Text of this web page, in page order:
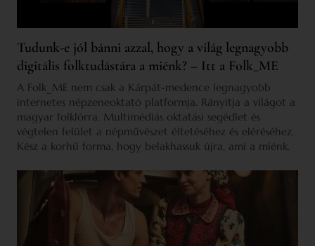
Tudunk-e jól bánni azzal, hogy a világ legnagyobb
digitális folktudástára a miénk? – Itt a Folk_ME
A Folk_ME nem csak a Kárpát-medence legnagyobb
internetes népzeneoktató platformja. Rányitja a világot a
magyar folklórra. Multimédiás oktatási segédlet és
végtelen felület a népművészet éltetéséhez és eléréséhez.
Kész a korhű forma, hogy belakhassuk újra, ami a miénk.